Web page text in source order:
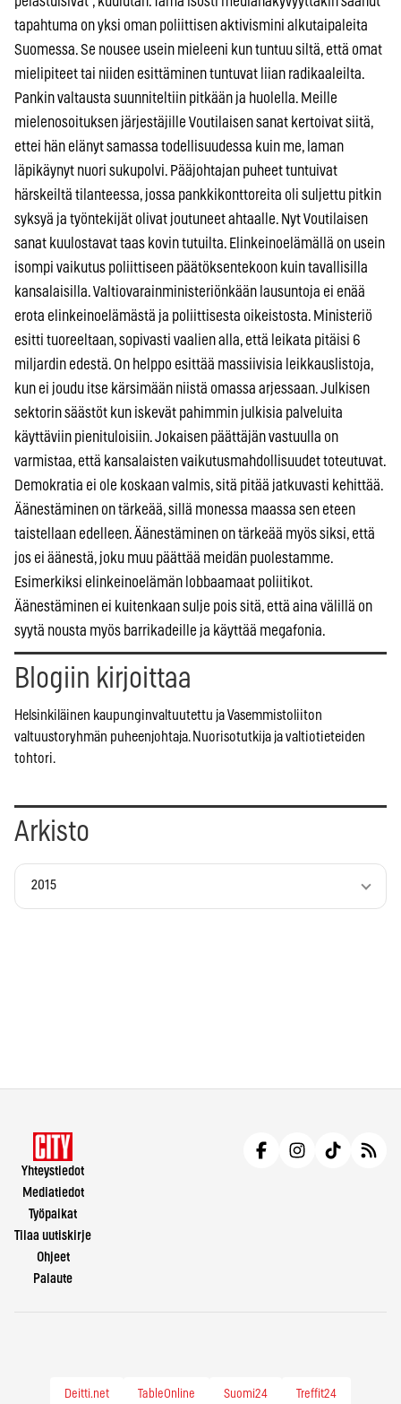
tapahtuma on yksi oman poliittisen aktivismini alkutaipaleita
Suomessa. Se nousee usein mieleeni kun tuntuu siltä, että omat
mielipiteet tai niiden esittäminen tuntuvat liian radikaaleilta.
Pankin valtausta suunniteltiin pitkään ja huolella. Meille
mielenosoituksen järjestäjille Voutilaisen sanat kertoivat siitä,
ettei hän elänyt samassa todellisuudessa kuin me, laman
läpikäynyt nuori sukupolvi. Pääjohtajan puheet tuntuivat
härskeiltä tilanteessa, jossa pankkikonttoreita oli suljettu pitkin
syksyä ja työntekijät olivat joutuneet ahtaalle. Nyt Voutilaisen
sanat kuulostavat taas kovin tutuilta. Elinkeinoelämällä on usein
isompi vaikutus poliittiseen päätöksentekoon kuin tavallisilla
kansalaisilla. Valtiovarainministeriönkään lausuntoja ei enää
erota elinkeinoelämästä ja poliittisesta oikeistosta. Ministeriö
esitti tuoreeltaan, sopivasti vaalien alla, että leikata pitäisi 6
miljardin edestä. On helppo esittää massiivisia leikkauslistoja,
kun ei joudu itse kärsimään niistä omassa arjessaan. Julkisen
sektorin säästöt kun iskevät pahimmin julkisia palveluita
käyttäviin pienituloisiin. Jokaisen päättäjän vastuulla on
varmistaa, että kansalaisten vaikutusmahdollisuudet toteutuvat.
Demokratia ei ole koskaan valmis, sitä pitää jatkuvasti kehittää.
Äänestäminen on tärkeää, sillä monessa maassa sen eteen
taistellaan edelleen. Äänestäminen on tärkeää myös siksi, että
jos ei äänestä, joku muu päättää meidän puolestamme.
Esimerkiksi elinkeinoelämän lobbaamaat poliitikot.
Äänestäminen ei kuitenkaan sulje pois sitä, että aina välillä on
syytä nousta myös barrikadeille ja käyttää megafonia.
Blogiin kirjoittaa
Helsinkiläinen kaupunginvaltuutettu ja Vasemmistoliiton
valtuustoryhmän puheenjohtaja. Nuorisotutkija ja valtiotieteiden
tohtori.
Arkisto
2015
Yhteystiedot
Mediatiedot
Työpaikat
Tilaa uutiskirje
Ohjeet
Palaute
Deitti.net TableOnline Suomi24 Treffit24